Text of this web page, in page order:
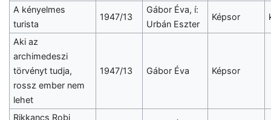
A kényelmes
turista
1947/13
Gábor Éva, í:
Urbán Eszter
Képsor
Aki az
archimedeszi
törvényt tudja,
rossz ember nem
lehet
1947/13 Gábor Éva Képsor
Rikkancs Robi